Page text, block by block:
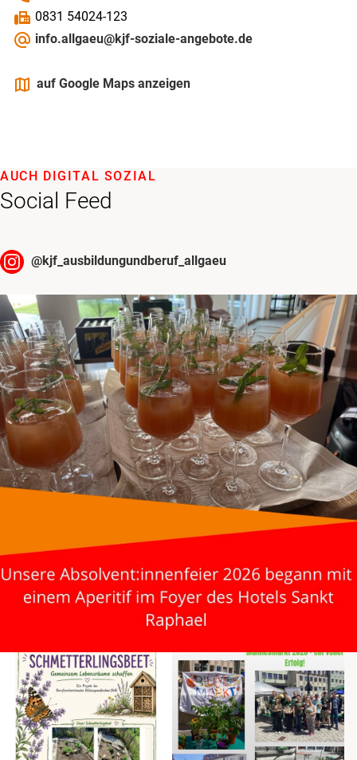
fax 0831 54024-123
alternate_email info.allgaeu@kjf-soziale-angebote.de
mapsauf Google Maps anzeigen
Social Feed
AUCH DIGITAL SOZIAL
@kjf_ausbildungundberuf_allgaeu